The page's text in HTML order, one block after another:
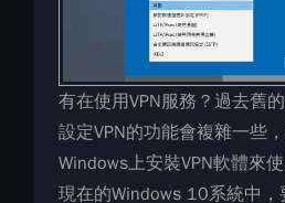
有在使用VPN服務？過去舊
設定VPN的功能會複雜一些
Windows上安裝VPN軟體來
現在的Windows 10系統中，